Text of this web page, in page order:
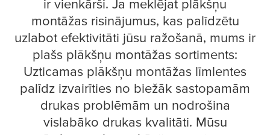
ir vienkārši. Ja meklējat plākšņu
montāžas risinājumus, kas palīdzētu
uzlabot efektivitāti jūsu ražošanā, mums ir
plašs plākšņu montāžas sortiments:
Uzticamas plākšņu montāžas līmlentes
palīdz izvairīties no biežāk sastopamām
drukas problēmām un nodrošina
vislabāko drukas kvalitāti. Mūsu